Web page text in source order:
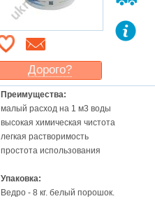
Дорого?
Какая ценамогла бы
Васустроить
Указать цену
Преимущества:
малый расход на 1 м3 воды
высокая химическая чистота
легкая растворимость
простота использования
Упаковка:
Ведро - 8 кг. белый порошок.